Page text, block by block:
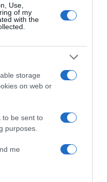
Use,
of my
with the
storage
on web or
to be sent to
purposes.
me
reCAPTCHA, ισχύουν
της Google.
ΟΥΓΓΑΡΙΑ
ειδησεογραφία και τα